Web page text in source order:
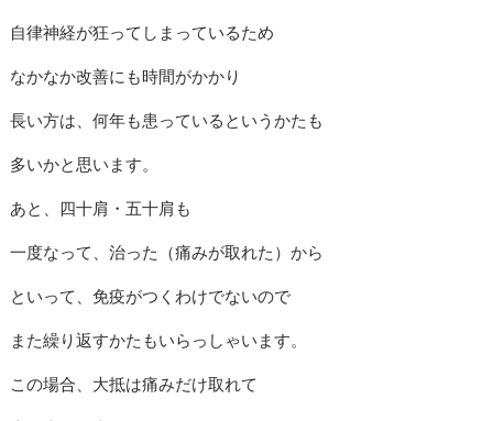
自律神経が狂ってしまっているため
なかなか改善にも時間がかかり
長い方は、何年も患っているというかたも
多いかと思います。
あと、四十肩・五十肩も
一度なって、治った（痛みが取れた）から
といって、免疫がつくわけでないので
また繰り返すかたもいらっしゃいます。
この場合、大抵は痛みだけ取れて